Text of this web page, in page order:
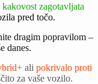
zagotavljata
pred točo.
dragim popravilom –
danes.
ali pokrivalo proti
za vaše vozilo.